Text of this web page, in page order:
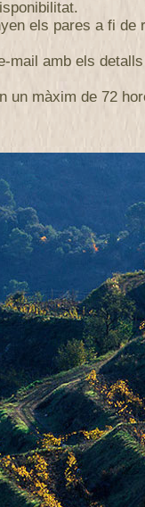
els pares a fi de
mail amb els
un màxim de 72